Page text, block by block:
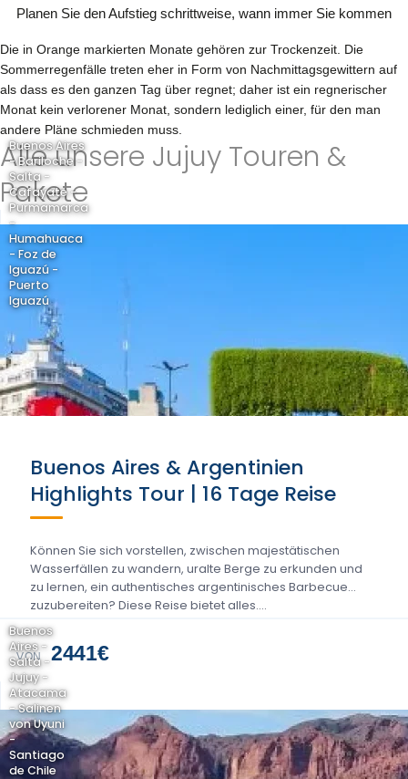
Planen Sie den Aufstieg schrittweise, wann immer Sie kommen
Die in Orange markierten Monate gehören zur Trockenzeit. Die
Sommerregenfälle treten eher in Form von Nachmittagsgewittern auf
als dass es den ganzen Tag über regnet; daher ist ein regnerischer
Monat kein verlorener Monat, sondern lediglich einer, für den man
andere Pläne schmieden muss.
Alle unsere Jujuy Touren &
Pakete
Buenos Aires
- Bariloche -
Salta -
Cafayate -
Purmamarca
-
Humahuaca
- Foz de
Iguazú -
Puerto
Iguazú
Buenos Aires & Argentinien
Highlights Tour | 16 Tage Reise
Können Sie sich vorstellen, zwischen majestätischen
Wasserfällen zu wandern, uralte Berge zu erkunden und
zu lernen, ein authentisches argentinisches Barbecue
zuzubereiten? Diese Reise bietet alles....
VON 2441€
Buenos
Aires -
Salta -
Jujuy -
Atacama
- Salinen
von Uyuni
-
Santiago
de Chile